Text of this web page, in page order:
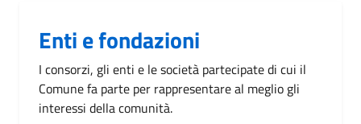
Enti e fondazioni
I consorzi, gli enti e le società partecipate di cui il
Comune fa parte per rappresentare al meglio gli
interessi della comunità.